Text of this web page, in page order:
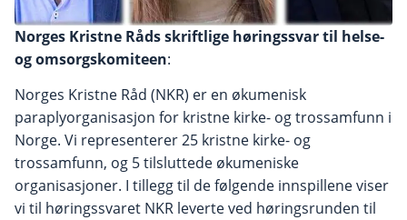
Norges Kristne Råds skriftlige høringssvar til helse-
og omsorgskomiteen:
Norges Kristne Råd (NKR) er en økumenisk
paraplyorganisasjon for kristne kirke- og trossamfunn i
Norge. Vi representerer 25 kristne kirke- og
trossamfunn, og 5 tilsluttede økumeniske
organisasjoner. I tillegg til de følgende innspillene viser
vi til høringssvaret NKR leverte ved høringsrunden til